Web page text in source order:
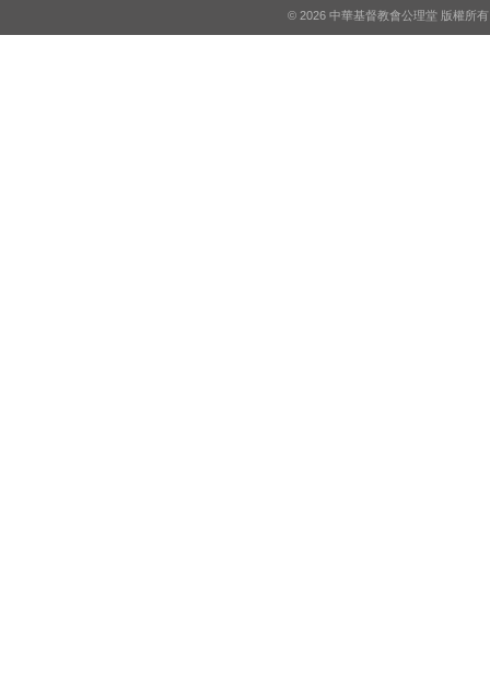
© 2026 中華基督教會公理堂 版權所